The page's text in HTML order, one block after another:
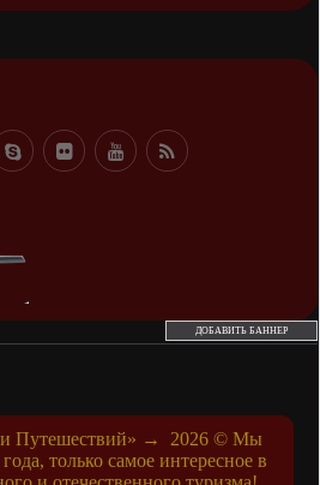
ДОБАВИТЬ БАННЕР
Путешествий» → 2026© Мы
только самое интересное в